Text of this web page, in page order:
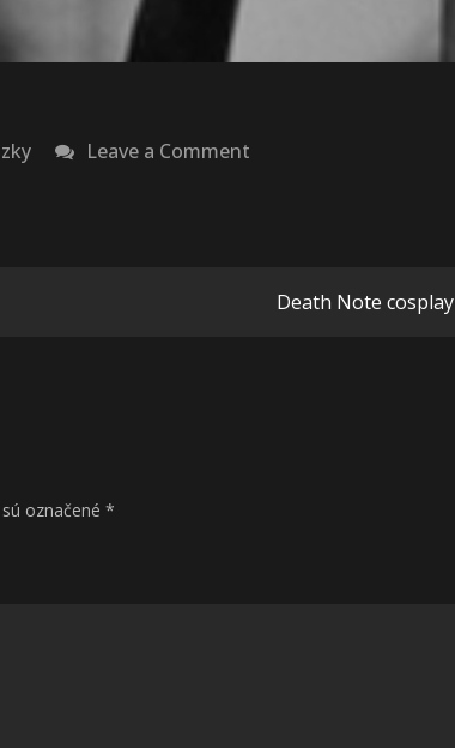
Leave a Comment
Death Note cosplay
označené *